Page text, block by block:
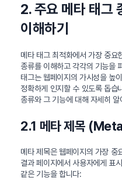
2. 주요 메타 태그
이해하기
메타 태그 최적화에서 가장 중요
종류를 이해하고 각각의 기능을
태그는 웹페이지의 가시성을 높
정확하게 인지할 수 있도록 돕습
종류와 그 기능에 대해 자세히 알
2.1 메타 제목
메타 제목은 웹페이지의 가장 중
결과 페이지에서 사용자에게 표
같은 기능을 합니다: